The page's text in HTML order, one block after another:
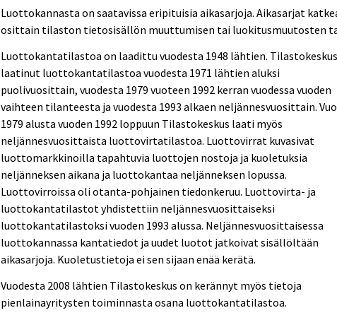
Luottokannasta on saatavissa eripituisia aikasarjoja. Aikasarjat
osittain tilaston tietosisällön muuttumisen tai luokitusmuutosten
Luottokantatilastoa on laadittu vuodesta 1948 lähtien.
laatinut luottokantatilastoa vuodesta 1971 lähtien aluksi
puolivuosittain, vuodesta 1979 vuoteen 1992 kerran vuodessa vuoden
vaihteen tilanteesta ja vuodesta 1993 alkaen neljännesvuosittain.
1979 alusta vuoden 1992 loppuun Tilastokeskus laati myös
neljännesvuosittaista luottovirtatilastoa. Luottovirrat kuvasivat
luottomarkkinoilla tapahtuvia luottojen nostoja ja kuoletuksia
neljänneksen aikana ja luottokantaa neljänneksen lopussa.
Luottovirroissa oli otanta-pohjainen tiedonkeruu. Luottovirta- ja
luottokantatilastot yhdistettiin neljännesvuosittaiseksi
luottokantatilastoksi vuoden 1993 alussa. Neljännesvuosittaisessa
luottokannassa kantatiedot ja uudet luotot jatkoivat sisällöltään
aikasarjoja. Kuoletustietoja ei sen sijaan enää kerätä.
Vuodesta 2008 lähtien Tilastokeskus on kerännyt myös tietoja
pienlainayritysten toiminnasta osana luottokantatilastoa.